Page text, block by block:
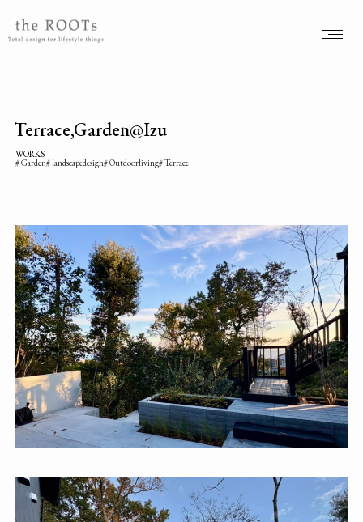
Terrace,Garden@Izu
WORKS
Garden landscapedesign Outdoorliving Terrace